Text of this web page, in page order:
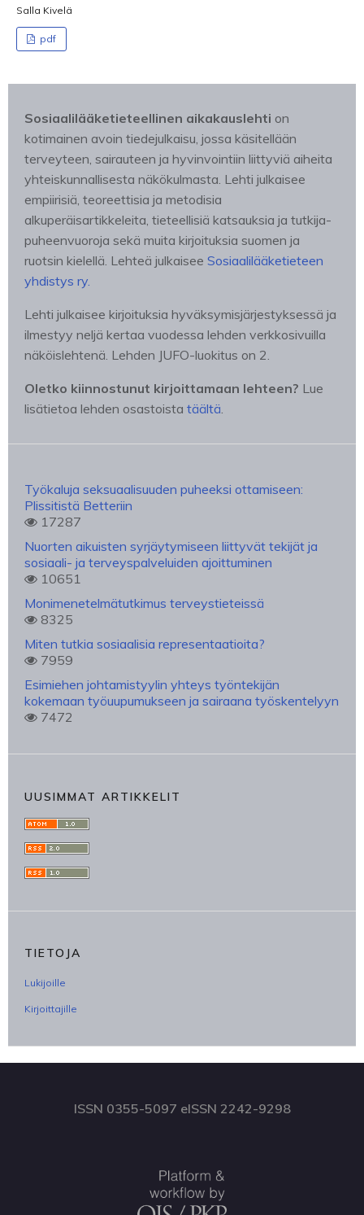
Salla Kivelä
pdf
Sosiaalilääketieteellinen aikakauslehti on
kotimainen avoin tiedejulkaisu, jossa käsitellään
terveyteen, sairauteen ja hyvinvointiin liittyviä aiheita
yhteiskunnallisesta näkökulmasta. Lehti julkaisee
empiirisiä, teoreettisia ja metodisia
alkuperäisartikkeleita, tieteellisiä katsauksia ja tutkija-
puheenvuoroja sekä muita kirjoituksia suomen ja
ruotsin kielellä. Lehteä julkaisee Sosiaalilääketieteen
yhdistys ry.
Lehti julkaisee kirjoituksia hyväksymisjärjestyksessä ja
ilmestyy neljä kertaa vuodessa lehden verkkosivuilla
näköislehtenä. Lehden JUFO-luokitus on 2.
Oletko kiinnostunut kirjoittamaan lehteen? Lue
lisätietoa lehden osastoista täältä.
Työkaluja seksuaalisuuden puheeksi ottamiseen:
Plissitistä Betteriin
17287
Nuorten aikuisten syrjäytymiseen liittyvät tekijät ja
sosiaali- ja terveyspalveluiden ajoittuminen
10651
Monimenetelmätutkimus terveystieteissä
8325
Miten tutkia sosiaalisia representaatioita?
7959
Esimiehen johtamistyylin yhteys työntekijän
kokemaan työuupumukseen ja sairaana työskentelyyn
7472
UUSIMMAT ARTIKKELIT
TIETOJA
Lukijoille
Kirjoittajille
ISSN 0355-5097 eISSN 2242-9298